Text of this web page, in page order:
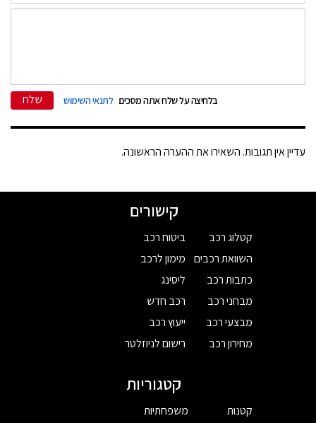
בלחיצה על שלח אתה מסכים לתנאי השימוש שלח
עדיין אין תגובות. השאירו את ההערה הראשונה.
קישורים
קטלוג רכב
השוואת רכבים
כתבות רכב
מבחני רכב
מבצעי רכב
מחירון רכב
ביטוח רכב
מימון לרכב
ליסינג
רכב חדש
ייעוץ רכב
רישום לניוזלטר
קטגוריות
קטנות
משפחתיות